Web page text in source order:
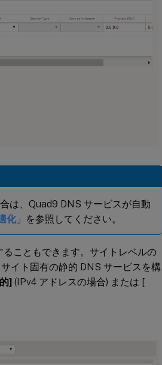
は、Quad9 DNS サービスが自動
化」を参照してください。
こともできます。サイトレベルの
イト固有の静的 DNS サービスを構
] (IPv4 アドレスの場合) または [